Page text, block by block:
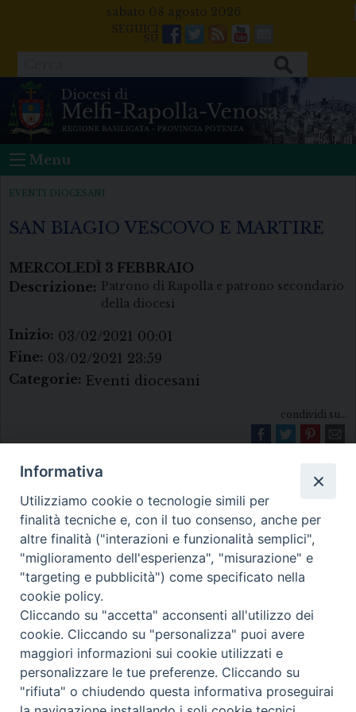
sabato 08 agosto 2026
Facebook
Twitter
FeedsYoutube
Mail
Menu
EVENTI DIOCESANI
SAN BIAGIO VESCOVO E MARTIRE
MERCOLEDÌ 3 FEBBRAIO
Descrizione: Patrono di Rapolla e patrono secondario
della diocesi
Inizio: 03/02/2021 00:01
Fine: 03/02/2021 23:59
Categorie: Eventi diocesani
condividi su...
Diocesi di Melfi Rapolla Venosa
• Largo Duomo, 12 - 85025 MELFI (PZ) •
Tel. 0972238604
PEC ufficiale della Diocesi:
diocesi.melfi_rapolla_venosa@legalmail.it
Informativa
Utilizziamo cookie o tecnologie simili per
finalità tecniche e, con il tuo consenso, anche per
altre finalità ("interazioni e funzionalità semplici",
"miglioramento dell'esperienza", "misurazione" e
"targeting e pubblicità") come specificato nella
cookie policy.
Cliccando su "accetta" acconsenti all'utilizzo dei
cookie. Cliccando su "personalizza" puoi avere
maggiori informazioni sui cookie utilizzati e
personalizzare le tue preferenze. Cliccando su
"rifiuta" o chiudendo questa informativa proseguirai